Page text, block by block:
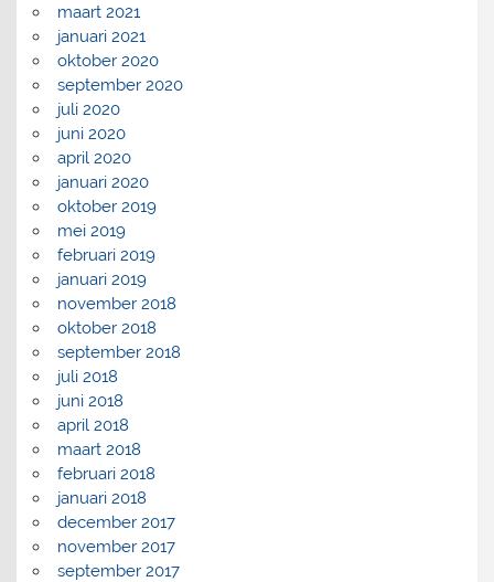
maart 2021
januari 2021
oktober 2020
september 2020
juli 2020
juni 2020
april 2020
januari 2020
oktober 2019
mei 2019
februari 2019
januari 2019
november 2018
oktober 2018
september 2018
juli 2018
juni 2018
april 2018
maart 2018
februari 2018
januari 2018
december 2017
november 2017
september 2017